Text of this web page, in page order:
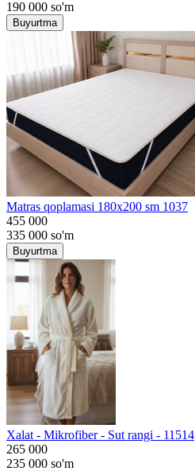
190 000 so'm
Buyurtma
Matras qoplamasi 180x200 sm 1037
455 000
335 000 so'm
Buyurtma
Хalat - Mikrofiber - Sut rangi - 11514
265 000
235 000 so'm